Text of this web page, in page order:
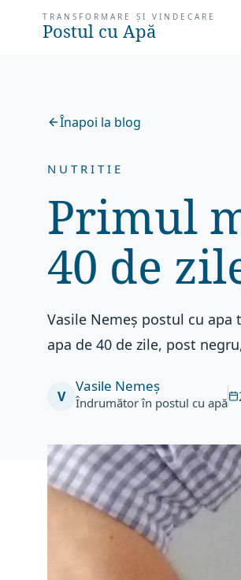
TRANSFORMARE ȘI VINDECARE
Postul cu Apă
Înapoi la blog
NUTRITIE
Primul
40 de
Vasile Nemeș postul cu
apa de 40 de zile, post
V
Vasile Nemeș
Îndrumător în postul cu apă